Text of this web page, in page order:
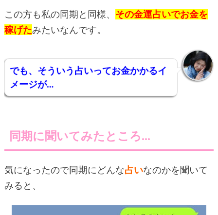
この方も私の同期と同様、 その金運占いでお金を
稼げたみたいなんです。
でも、 そういう占いってお金かかるイ
メージが…
同期に聞いてみたところ…
気になったので同期にどんな占いなのかを聞いて
みると、